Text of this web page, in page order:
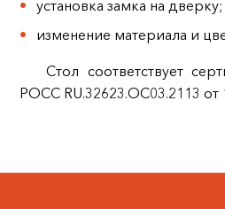
установка замка на дверку;
изменение материала и
Стол соответствует
РОСС RU.32623.ОС03.2113 от